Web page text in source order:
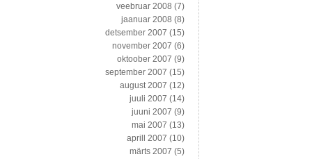
veebruar 2008 (7)
jaanuar 2008 (8)
detsember 2007 (15)
november 2007 (6)
oktoober 2007 (9)
september 2007 (15)
august 2007 (12)
juuli 2007 (14)
juuni 2007 (9)
mai 2007 (13)
aprill 2007 (10)
märts 2007 (5)